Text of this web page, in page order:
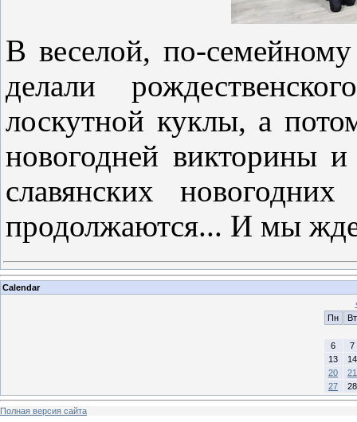
В веселой, по-
делали
лоскутной куклы, а
новогодней викторины
славянских
продолжаются... И мы
Calendar
Пн
Вт
6
7
13
14
20
21
27
28
Полная версия сайта